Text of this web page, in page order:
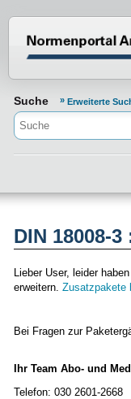
Suche Erweiterte
DIN 18008-3
Lieber User, leider
erweitern. Zusatzpakete
Bei Fragen zur
Ihr Team Abo- und
Telefon: 030 2601-2668